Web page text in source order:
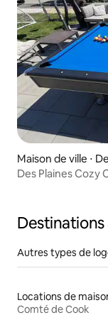
Maison de ville ⋅
Des Plaines Cozy
Autres types de
Locations de
Comté de Cook